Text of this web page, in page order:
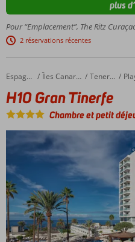
Willemstad
et
Pietermaai
Plage
privée
Réservé
adultes:
Petit-
déjeuner et
demi-
pension
disponibles
Pour “Emplacement”, The Ritz
2 réservations récentes
plus
Accueil Espagne Îles Canaries Tenerife
H10 Gran Tinerfe
H10 Gran Tinerfe
Chambre et petit